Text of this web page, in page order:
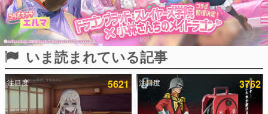
ピックアップ
電ファミのいま読まれている記事ランキング
いま読まれている記事
注目度 5621 注目度 3762